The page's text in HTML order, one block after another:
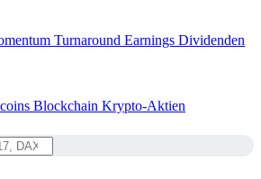
Turnaround Earnings Dividenden
Blockchain Krypto-Aktien